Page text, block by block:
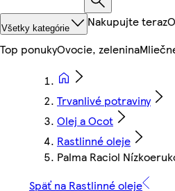
Všetky kategórie Nakupujte teraz
Top ponukyOvocie, zelenina
Trvanlivé potraviny
Olej a Ocot
Rastlinné oleje
Palma Raciol
Späť na Rastlinné oleje